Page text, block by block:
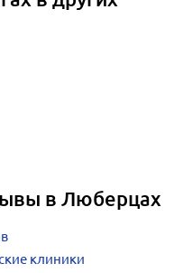
в Люберцах
клиники